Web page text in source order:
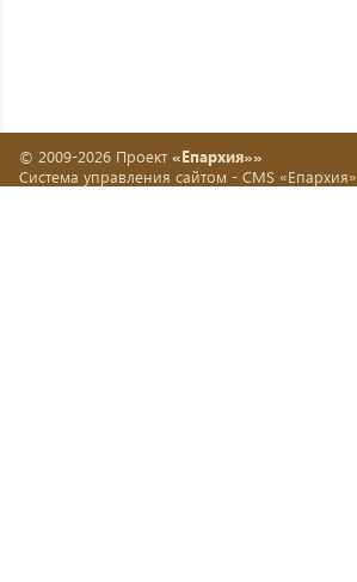
© 2009-2026 Проект «Епархия»»
Система управления сайтом - CMS «Епархия»